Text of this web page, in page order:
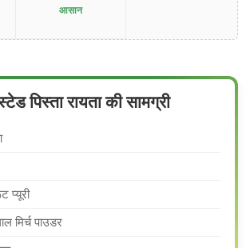
आसान
पिस्ता रायता की सामग्री
प्यूरी
मिर्च पाउडर